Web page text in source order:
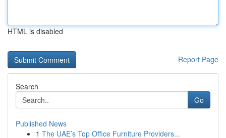
HTML is disabled
Report Page
Search
Go
Published News
1 The UAE’s Top Office Furniture Providers...